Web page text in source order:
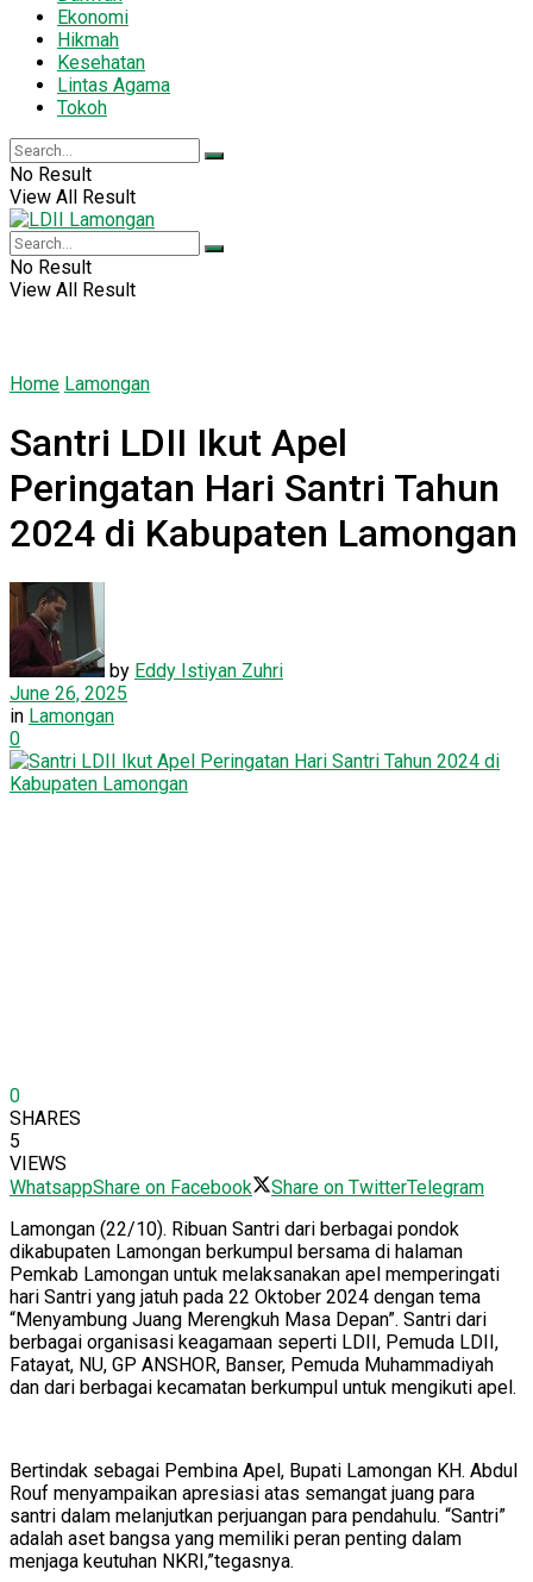
Ekonomi
Hikmah
Kesehatan
Lintas Agama
Tokoh
No Result
View All Result
No Result
View All Result
Home Lamongan
Santri LDII Ikut Apel
Peringatan Hari Santri Tahun
2024 di Kabupaten Lamongan
by Eddy Istiyan Zuhri
June 26, 2025
in Lamongan
0
0
SHARES
5
VIEWS
WhatsappShare on Facebook Share on TwitterTelegram
Lamongan (22/10). Ribuan Santri dari berbagai pondok
dikabupaten Lamongan berkumpul bersama di halaman
Pemkab Lamongan untuk melaksanakan apel memperingati
hari Santri yang jatuh pada 22 Oktober 2024 dengan tema
“Menyambung Juang Merengkuh Masa Depan”. Santri dari
berbagai organisasi keagamaan seperti LDII, Pemuda LDII,
Fatayat, NU, GP ANSHOR, Banser, Pemuda Muhammadiyah
dan dari berbagai kecamatan berkumpul untuk mengikuti apel.
Bertindak sebagai Pembina Apel, Bupati Lamongan KH. Abdul
Rouf menyampaikan apresiasi atas semangat juang para
santri dalam melanjutkan perjuangan para pendahulu. “Santri”
adalah aset bangsa yang memiliki peran penting dalam
menjaga keutuhan NKRI,”tegasnya.